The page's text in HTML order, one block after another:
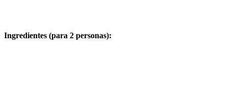
Ingredientes (para 2 personas):